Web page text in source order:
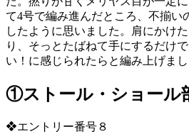
て4号で編み進んだところ、不揃い
したように思いました。肩にかけ
り、そっとたばねて手にするだけ
い！に感じられたらと編み上げまし
①ストール・ショー
❖エントリー番号８